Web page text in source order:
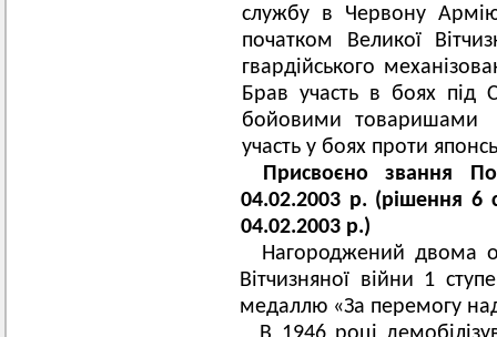
службу в Червону
початком Великої
гвардійського
Брав участь в боях під
бойовими
участь у боях проти
Присвоєно звання
04.02.2003 р. (рішення 6
04.02.2003 р.)
Нагороджений двома
Вітчизняної війни 1
медаллю «За перемогу